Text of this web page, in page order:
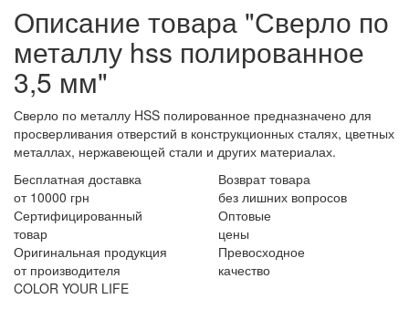
Описание товара "Сверло по
металлу hss полированное
3,5 мм"
Сверло по металлу HSS полированное предназначено для
просверливания отверстий в конструкционных сталях, цветных
металлах, нержавеющей стали и других материалах.
Бесплатная доставка
от 10000 грн
Возврат товара
без лишних вопросов
Сертифицированный
товар
Оптовые
цены
Оригинальная продукция
от производителя
Превосходное
качество
COLOR YOUR LIFE